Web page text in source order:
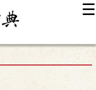
☰
EN